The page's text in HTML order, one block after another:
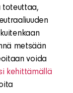
toteuttaa,
metsään
voida
kehittämällä